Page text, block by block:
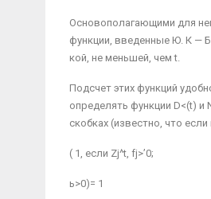
Основополагающими для
функции, введенные Ю. К —
кой, не меньшей, чем t.
Подсчет этих функций
определять функции D<(t)
скобках (известно, что
( 1, если Zj^t, fj>’0;
ь>0)= 1